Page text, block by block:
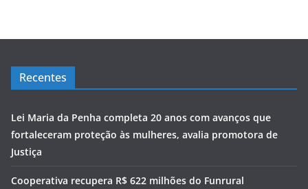
Recentes
Lei Maria da Penha completa 20 anos com avanços que
fortaleceram proteção às mulheres, avalia promotora de
Justiça
Cooperativa recupera R$ 622 milhões do Funrural